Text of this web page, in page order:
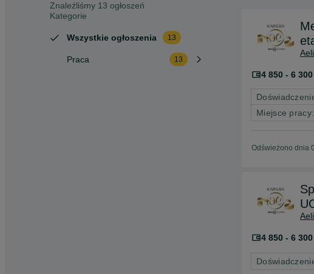
Znaleźliśmy 13 ogłoszeń
Kategorie
Wszystkie ogłoszenia 13
Praca 13
4 850 - 6
Miejsce
Odświeżono dnia
4 850 - 6